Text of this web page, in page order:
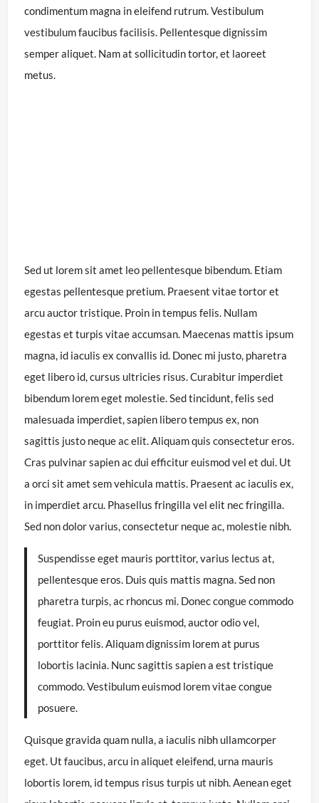
condimentum magna in eleifend rutrum. Vestibulum
vestibulum faucibus facilisis. Pellentesque dignissim
semper aliquet. Nam at sollicitudin tortor, et laoreet
metus.
Sed ut lorem sit amet leo pellentesque bibendum. Etiam
egestas pellentesque pretium. Praesent vitae tortor et
arcu auctor tristique. Proin in tempus felis. Nullam
egestas et turpis vitae accumsan. Maecenas mattis ipsum
magna, id iaculis ex convallis id. Donec mi justo, pharetra
eget libero id, cursus ultricies risus. Curabitur imperdiet
bibendum lorem eget molestie. Sed tincidunt, felis sed
malesuada imperdiet, sapien libero tempus ex, non
sagittis justo neque ac elit. Aliquam quis consectetur eros.
Cras pulvinar sapien ac dui efficitur euismod vel et dui. Ut
a orci sit amet sem vehicula mattis. Praesent ac iaculis ex,
in imperdiet arcu. Phasellus fringilla vel elit nec fringilla.
Sed non dolor varius, consectetur neque ac, molestie nibh.
Suspendisse eget mauris porttitor, varius lectus at,
pellentesque eros. Duis quis mattis magna. Sed non
pharetra turpis, ac rhoncus mi. Donec congue commodo
feugiat. Proin eu purus euismod, auctor odio vel,
porttitor felis. Aliquam dignissim lorem at purus
lobortis lacinia. Nunc sagittis sapien a est tristique
commodo. Vestibulum euismod lorem vitae congue
posuere.
Quisque gravida quam nulla, a iaculis nibh ullamcorper
eget. Ut faucibus, arcu in aliquet eleifend, urna mauris
lobortis lorem, id tempus risus turpis ut nibh. Aenean eget